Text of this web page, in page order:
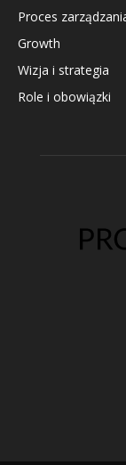
Proces
Growth
Wizja i strategia
Role i obowiązki